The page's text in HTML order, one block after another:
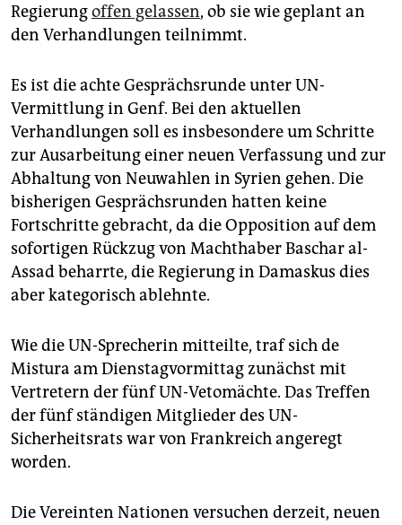
epaper login
Regierungoffen gelassen, ob sie wie geplant an
den Verhandlungen teilnimmt.
Es ist die achte Gesprächsrunde unter UN-
Vermittlung in Genf. Bei den aktuellen
Verhandlungen soll es insbesondere um Schritte
zur Ausarbeitung einer neuen Verfassung und zur
Abhaltung von Neuwahlen in Syrien gehen. Die
bisherigen Gesprächsrunden hatten keine
Fortschritte gebracht, da die Opposition auf dem
sofortigen Rückzug von Machthaber Baschar al-
Assad beharrte, die Regierung in Damaskus dies
aber kategorisch ablehnte.
Wie die UN-Sprecherin mitteilte, traf sich de
Mistura am Dienstagvormittag zunächst mit
Vertretern der fünf UN-Vetomächte. Das Treffen
der fünf ständigen Mitglieder des UN-
Sicherheitsrats war von Frankreich angeregt
worden.
Die Vereinten Nationen versuchen derzeit, neuen